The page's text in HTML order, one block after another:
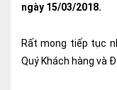
Xét nghiệm
Xét nghiệm
Chẩn đoán
ngày 15/03/2018.
Rất mong tiếp tục
Quý Khách hàng và